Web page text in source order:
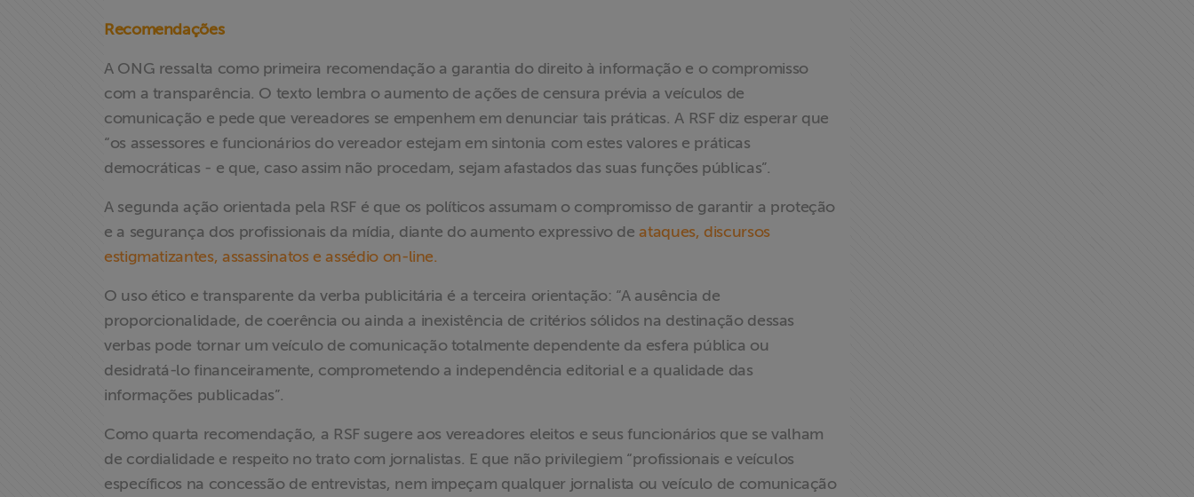
>> Conteúdo
exclusivo para
Assine a nossa
Fale Conosco
Recomendações
A ONG ressalta como primeira recomendação a garantia do direito à informação e o compromisso
com a transparência. O texto lembra o aumento de ações de censura prévia a veículos de
comunicação e pede que vereadores se empenhem em denunciar tais práticas. A RSF diz esperar que
“os assessores e funcionários do vereador estejam em sintonia com estes valores e práticas
democráticas - e que, caso assim não procedam, sejam afastados das suas funções públicas”.
A segunda ação orientada pela RSF é que os políticos assumam o compromisso de garantir a proteção
e a segurança dos profissionais da mídia, diante do aumento expressivo deataques, discursos
estigmatizantes, assassinatos e assédio on-line.
O uso ético e transparente da verba publicitária é a terceira orientação: “A ausência de
proporcionalidade, de coerência ou ainda a inexistência de critérios sólidos na destinação dessas
verbas pode tornar um veículo de comunicação totalmente dependente da esfera pública ou
desidratá-lo financeiramente, comprometendo a independência editorial e a qualidade das
informações publicadas”.
Como quarta recomendação, a RSF sugere aos vereadores eleitos e seus funcionários que se valham
de cordialidade e respeito no trato com jornalistas. E que não privilegiem “profissionais e veículos
específicos na concessão de entrevistas, nem impeçam qualquer jornalista ou veículo de comunicação